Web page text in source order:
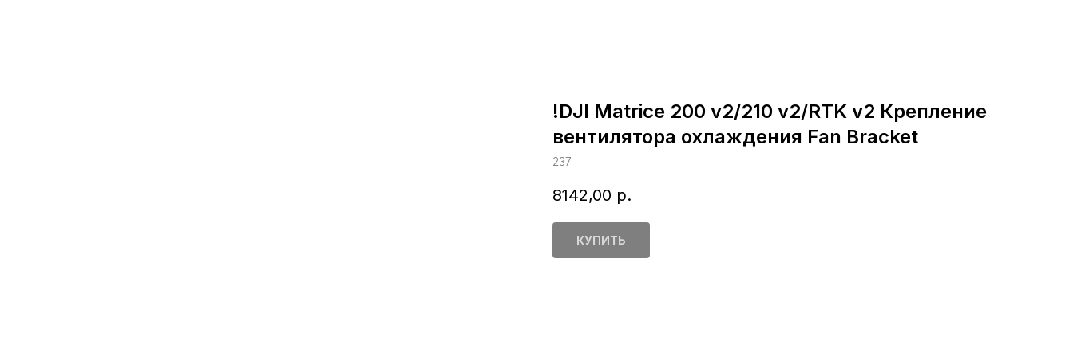
!DJI Matrice 200 v2/210 v2/RTK v2 Крепление
вентилятора охлаждения Fan Bracket
237
8142,00 р.
КУПИТЬ